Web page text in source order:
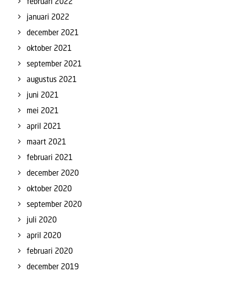
januari 2022
december 2021
oktober 2021
september 2021
augustus 2021
juni 2021
mei 2021
april 2021
maart 2021
februari 2021
december 2020
oktober 2020
september 2020
juli 2020
april 2020
februari 2020
december 2019